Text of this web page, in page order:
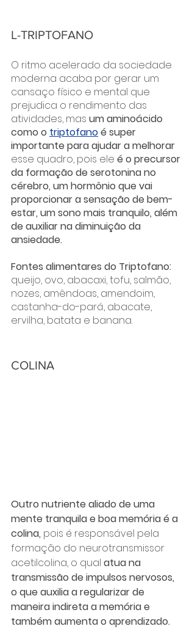
L-TRIPTOFANO
O ritmo acelerado da sociedade
moderna acaba por gerar um
cansaço físico e mental que
prejudica o rendimento das
atividades, mas um aminoácido
como o triptofano é super
importante para ajudar a melhorar
esse quadro, pois ele é o precursor
da formação de serotonina no
cérebro, um hormônio que vai
proporcionar a sensação de bem-
estar, um sono mais tranquilo, além
de auxiliar na diminuição da
ansiedade.
Fontes alimentares do Triptofano:
queijo, ovo, abacaxi, tofu, salmão,
nozes, amêndoas, amendoim,
castanha-do-pará, abacate,
ervilha, batata e banana.
COLINA
Outro nutriente aliado de uma
mente tranquila e boa memória é a
colina, pois é responsável pela
formação do neurotransmissor
acetilcolina, o qual atua na
transmissão de impulsos nervosos,
o que auxilia a regularizar de
maneira indireta a memória e
também aumenta o aprendizado.